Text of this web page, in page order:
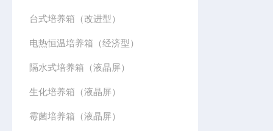
台式培养箱（改进型）
电热恒温培养箱（经济型）
隔水式培养箱（液晶屏）
生化培养箱（液晶屏）
霉菌培养箱（液晶屏）